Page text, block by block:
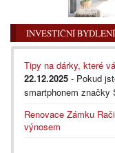
INVESTIČNÍ BYDLENÍ
Tipy na dárky, které
22.12.2025 - Pokud
smartphonem značky
Renovace Zámku
výnosem